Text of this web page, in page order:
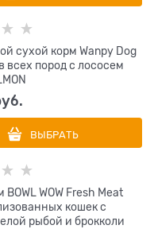
сухой корм Wanpy Dog
всех пород с лососем
ВЫБРАТЬ
WOW Fresh Meat
кошек с
рыбой и брокколи